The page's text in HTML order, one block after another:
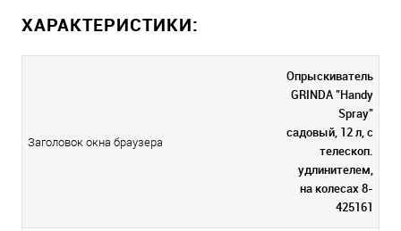
ХАРАКТЕРИСТИКИ:
Заголовок окна браузера
Опрыскиватель
GRINDA "Handy
Spray"
садовый, 12 л, с
телескоп.
удлинителем,
на колесах 8-
425161